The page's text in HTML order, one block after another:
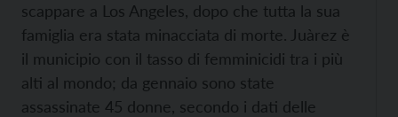
scappare a Los Angeles, dopo che tutta la sua
famiglia era stata minacciata di morte. Juàrez è
il municipio con il tasso di femminicidi tra i più
alti al mondo; da gennaio sono state
assassinate 45 donne, secondo i dati delle